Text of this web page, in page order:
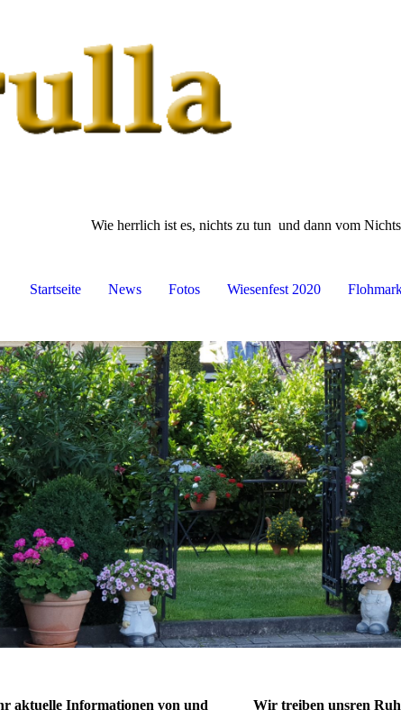
Wie herrlich ist es, nichts zu tun und dann vom
Startseite News Fotos Wiesenfest 2020
aktuelle Informationen von und
Wir treiben unsren